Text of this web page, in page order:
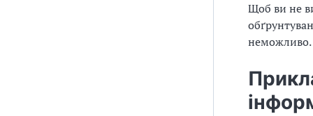
Щоб ви не
неможливо.